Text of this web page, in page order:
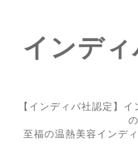
インデ
【インディバ社認定】
至福の温熱美容インデ